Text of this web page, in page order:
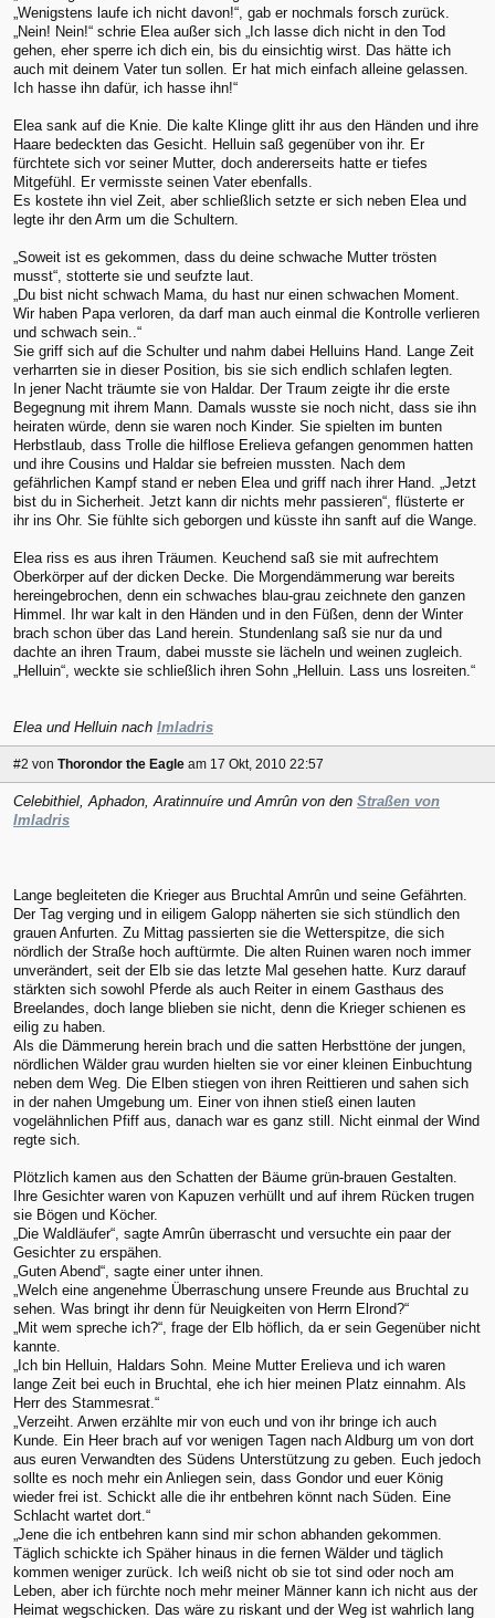
„Wenigstens laufe ich nicht davon!“, gab er nochmals forsch zurück.
„Nein! Nein!“ schrie Elea außer sich „Ich lasse dich nicht in den Tod
gehen, eher sperre ich dich ein, bis du einsichtig wirst. Das hätte ich
auch mit deinem Vater tun sollen. Er hat mich einfach alleine gelassen.
Ich hasse ihn dafür, ich hasse ihn!“
Elea sank auf die Knie. Die kalte Klinge glitt ihr aus den Händen und ihre
Haare bedeckten das Gesicht. Helluin saß gegenüber von ihr. Er
fürchtete sich vor seiner Mutter, doch andererseits hatte er tiefes
Mitgefühl. Er vermisste seinen Vater ebenfalls.
Es kostete ihn viel Zeit, aber schließlich setzte er sich neben Elea und
legte ihr den Arm um die Schultern.
„Soweit ist es gekommen, dass du deine schwache Mutter trösten
musst“, stotterte sie und seufzte laut.
„Du bist nicht schwach Mama, du hast nur einen schwachen Moment.
Wir haben Papa verloren, da darf man auch einmal die Kontrolle verlieren
und schwach sein..“
Sie griff sich auf die Schulter und nahm dabei Helluins Hand. Lange Zeit
verharrten sie in dieser Position, bis sie sich endlich schlafen legten.
In jener Nacht träumte sie von Haldar. Der Traum zeigte ihr die erste
Begegnung mit ihrem Mann. Damals wusste sie noch nicht, dass sie ihn
heiraten würde, denn sie waren noch Kinder. Sie spielten im bunten
Herbstlaub, dass Trolle die hilflose Erelieva gefangen genommen hatten
und ihre Cousins und Haldar sie befreien mussten. Nach dem
gefährlichen Kampf stand er neben Elea und griff nach ihrer Hand. „Jetzt
bist du in Sicherheit. Jetzt kann dir nichts mehr passieren“, flüsterte er
ihr ins Ohr. Sie fühlte sich geborgen und küsste ihn sanft auf die Wange.
Elea riss es aus ihren Träumen. Keuchend saß sie mit aufrechtem
Oberkörper auf der dicken Decke. Die Morgendämmerung war bereits
hereingebrochen, denn ein schwaches blau-grau zeichnete den ganzen
Himmel. Ihr war kalt in den Händen und in den Füßen, denn der Winter
brach schon über das Land herein. Stundenlang saß sie nur da und
dachte an ihren Traum, dabei musste sie lächeln und weinen zugleich.
„Helluin“, weckte sie schließlich ihren Sohn „Helluin. Lass uns losreiten.“
Elea und Helluin nach Imladris
#2 von Thorondor the Eagle am 17 Okt, 2010 22:57
Celebithiel, Aphadon, Aratinnuíre und Amrûn von den Straßen von
Imladris
Lange begleiteten die Krieger aus Bruchtal Amrûn und seine Gefährten.
Der Tag verging und in eiligem Galopp näherten sie sich stündlich den
grauen Anfurten. Zu Mittag passierten sie die Wetterspitze, die sich
nördlich der Straße hoch auftürmte. Die alten Ruinen waren noch immer
unverändert, seit der Elb sie das letzte Mal gesehen hatte. Kurz darauf
stärkten sich sowohl Pferde als auch Reiter in einem Gasthaus des
Breelandes, doch lange blieben sie nicht, denn die Krieger schienen es
eilig zu haben.
Als die Dämmerung herein brach und die satten Herbsttöne der jungen,
nördlichen Wälder grau wurden hielten sie vor einer kleinen Einbuchtung
neben dem Weg. Die Elben stiegen von ihren Reittieren und sahen sich
in der nahen Umgebung um. Einer von ihnen stieß einen lauten
vogelähnlichen Pfiff aus, danach war es ganz still. Nicht einmal der Wind
regte sich.
Plötzlich kamen aus den Schatten der Bäume grün-brauen Gestalten.
Ihre Gesichter waren von Kapuzen verhüllt und auf ihrem Rücken trugen
sie Bögen und Köcher.
„Die Waldläufer“, sagte Amrûn überrascht und versuchte ein paar der
Gesichter zu erspähen.
„Guten Abend“, sagte einer unter ihnen.
„Welch eine angenehme Überraschung unsere Freunde aus Bruchtal zu
sehen. Was bringt ihr denn für Neuigkeiten von Herrn Elrond?“
„Mit wem spreche ich?“, frage der Elb höflich, da er sein Gegenüber nicht
kannte.
„Ich bin Helluin, Haldars Sohn. Meine Mutter Erelieva und ich waren
lange Zeit bei euch in Bruchtal, ehe ich hier meinen Platz einnahm. Als
Herr des Stammesrat.“
„Verzeiht. Arwen erzählte mir von euch und von ihr bringe ich auch
Kunde. Ein Heer brach auf vor wenigen Tagen nach Aldburg um von dort
aus euren Verwandten des Südens Unterstützung zu geben. Euch jedoch
sollte es noch mehr ein Anliegen sein, dass Gondor und euer König
wieder frei ist. Schickt alle die ihr entbehren könnt nach Süden. Eine
Schlacht wartet dort.“
„Jene die ich entbehren kann sind mir schon abhanden gekommen.
Täglich schickte ich Späher hinaus in die fernen Wälder und täglich
kommen weniger zurück. Ich weiß nicht ob sie tot sind oder noch am
Leben, aber ich fürchte noch mehr meiner Männer kann ich nicht aus der
Heimat wegschicken. Das wäre zu riskant und der Weg ist wahrlich lang